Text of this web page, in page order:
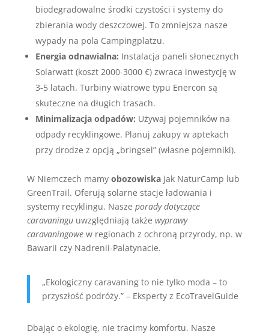
biodegradowalne środki czystości i systemy do
zbierania wody deszczowej. To zmniejsza nasze
wypady na pola Campingplatzu.
Energia odnawialna: Instalacja paneli słonecznych
Solarwatt (koszt 2000-3000 €) zwraca inwestycję w
3-5 latach. Turbiny wiatrowe typu Enercon są
skuteczne na długich trasach.
Minimalizacja odpadów: Używaj pojemników na
odpady recyklingowe. Planuj zakupy w aptekach
przy drodze z opcją „bringsel” (własne pojemniki).
W Niemczech mamy obozowiskajak NaturCamp lub
GreenTrail. Oferują solarne stacje ładowania i
systemy recyklingu. Nasze porady dotyczące
caravaninguuwzględniają także wyprawy
caravaningowew regionach z ochroną przyrody, np. w
Bawarii czy Nadrenii-Palatynacie.
„Ekologiczny caravaning to nie tylko moda – to
przyszłość podróży.” – Eksperty z EcoTravelGuide
Dbając o ekologię, nie tracimy komfortu. Nasze